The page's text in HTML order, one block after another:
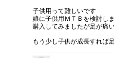
子供用って難しいです
娘に子供用ＭＴＢを検討し
購入してみましたが足が痛
もう少し子供が成長すれば